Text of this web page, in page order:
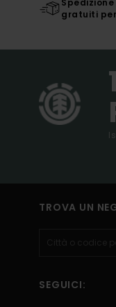
Spedizione
gratuiti
TROVA UN
SEGUICI: